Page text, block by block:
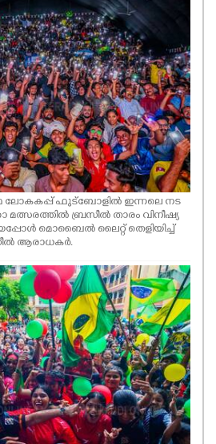
ലോകകപ്പ് ഫുട്ബോളിൽ ഇന്നലെ നട
ബ്രസീൽ താരം വിനീഷ്യ
മൊബൈൽ ലൈറ്റ് തെളിയിച്ച്
ആരാധകർ.